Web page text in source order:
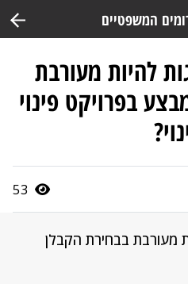
המשפטיים
להיות מעורבת
בפרויקט פינוי
53
מעורבת בבחירת הקבלן